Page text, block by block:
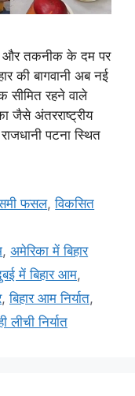
और तकनीक के दम पर
की बागवानी अब नई
सीमित रहने वाले
जैसे अंतरराष्ट्रीय
पटना स्थित
फसल,विकसित
,अमेरिका में बिहार
में बिहार आम,
,बिहार आम निर्यात,
लीची निर्यात